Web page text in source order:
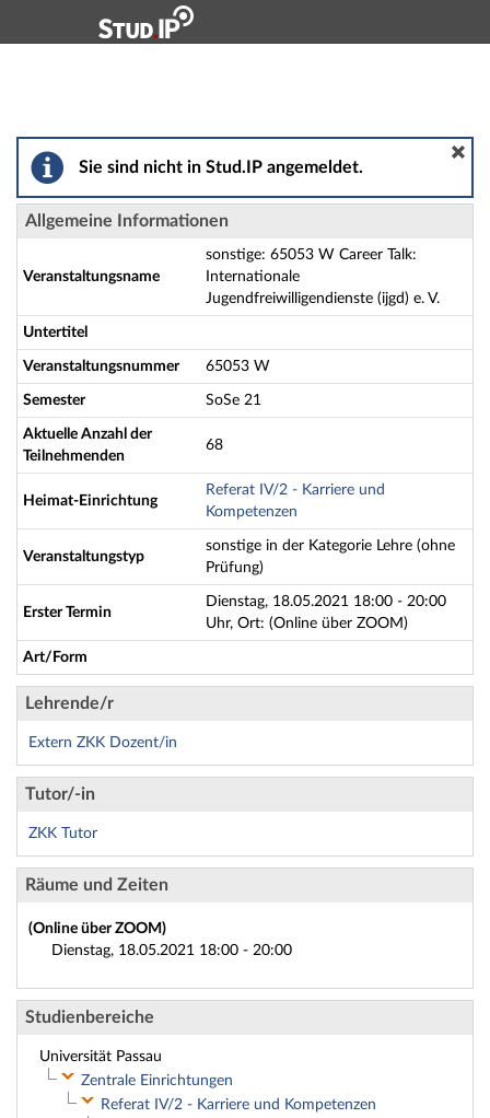
Hauptnavigation
sonstige: 65053 W Career Talk: Internationale
Sie sind nicht in Stud.IP angemeldet.
Allgemeine Informationen
Veranstaltungsname
sonstige: 65053 W Career Talk:
Internationale
Jugendfreiwilligendienste (ijgd) e. V.
Untertitel
Veranstaltungsnummer 65053 W
Semester SoSe 21
Aktuelle Anzahl der
Teilnehmenden
68
Heimat-Einrichtung
Referat IV/2 - Karriere und
Kompetenzen
Veranstaltungstyp
sonstige in der Kategorie Lehre (ohne
Prüfung)
Erster Termin
Dienstag, 18.05.2021 18:00 - 20:00
Uhr, Ort: (Online über ZOOM)
Art/Form
Lehrende/r
Extern ZKK Dozent/in
Tutor/-in
ZKK Tutor
Räume und Zeiten
(Online über ZOOM)
Dienstag, 18.05.2021 18:00 - 20:00
Studienbereiche
Universität Passau
Zentrale Einrichtungen
Referat IV/2 - Karriere und Kompetenzen